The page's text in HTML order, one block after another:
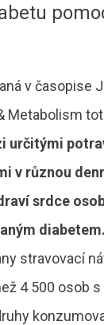
v časopise
Metabolism
určitými
v různou
srdce
diabetem.
stravovací
4 500 osob